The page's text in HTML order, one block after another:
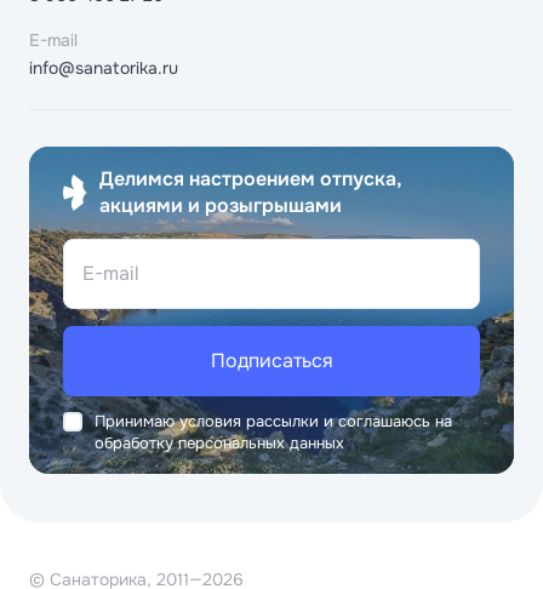
E-mail
info@sanatorika.ru
Делимся настроением отпуска,
акциями и розыгрышами
E-mail
Подписаться
Принимаю условия рассылки и соглашаюсь на
обработку персональных данных
© Санаторика, 2011—2026